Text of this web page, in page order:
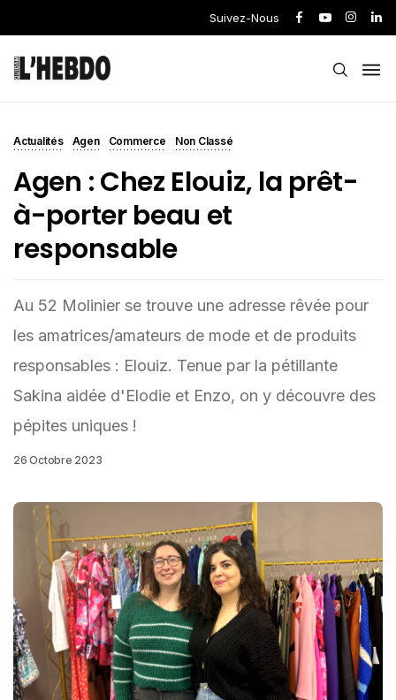
Suivez-Nous
Actualités Agen Commerce Non Classé
Agen : Chez Elouiz, la prêt-
à-porter beau et
responsable
Au 52 Molinier se trouve une adresse rêvée pour
les amatrices/amateurs de mode et de produits
responsables : Elouiz. Tenue par la pétillante
Sakina aidée d'Elodie et Enzo, on y découvre des
pépites uniques !
26 Octobre 2023